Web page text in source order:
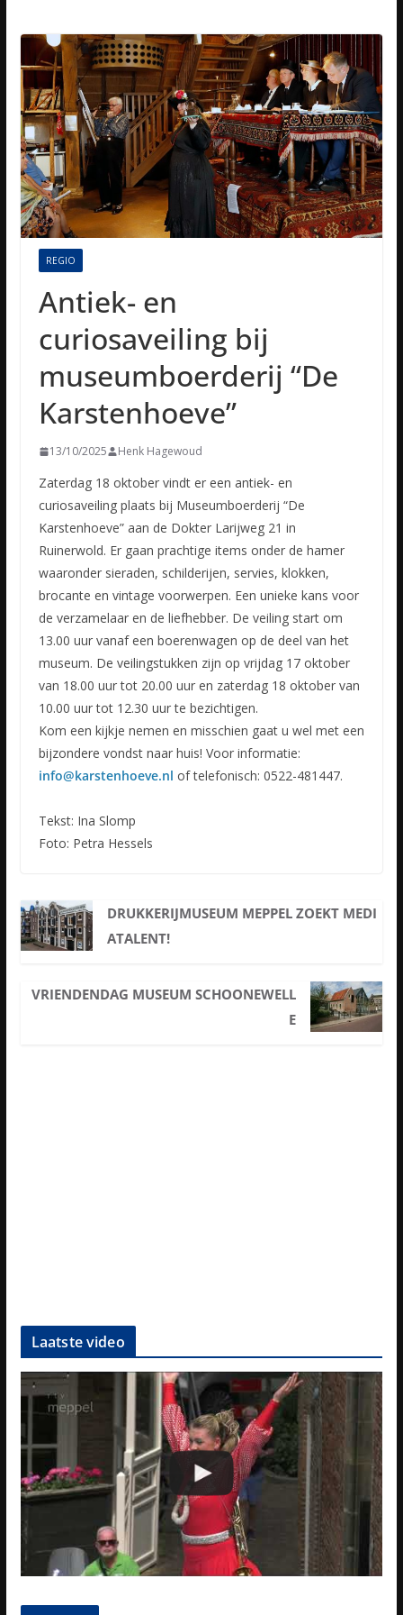
REGIO
Antiek- en
curiosaveiling bij
museumboerderij “De
Karstenhoeve”
13/10/2025 Henk Hagewoud
Zaterdag 18 oktober vindt er een antiek- en
curiosaveiling plaats bij Museumboerderij “De
Karstenhoeve” aan de Dokter Larijweg 21 in
Ruinerwold. Er gaan prachtige items onder de hamer
waaronder sieraden, schilderijen, servies, klokken,
brocante en vintage voorwerpen. Een unieke kans voor
de verzamelaar en de liefhebber. De veiling start om
13.00 uur vanaf een boerenwagen op de deel van het
museum. De veilingstukken zijn op vrijdag 17 oktober
van 18.00 uur tot 20.00 uur en zaterdag 18 oktober van
10.00 uur tot 12.30 uur te bezichtigen.
Kom een kijkje nemen en misschien gaat u wel met een
bijzondere vondst naar huis! Voor informatie:
info@karstenhoeve.nl of telefonisch: 0522-481447.
Tekst: Ina Slomp
Foto: Petra Hessels
DRUKKERIJMUSEUM MEPPEL ZOEKT MEDI
ATALENT!
VRIENDENDAG MUSEUM SCHOONEWELL
E
Laatste video